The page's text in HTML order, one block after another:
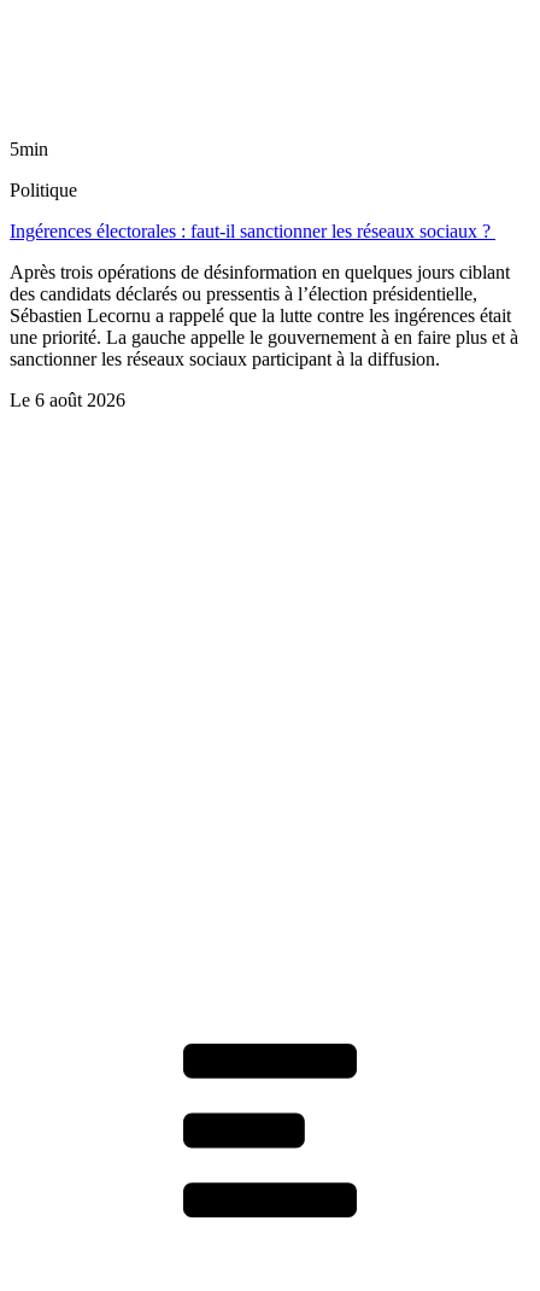
5min
Politique
Ingérences électorales : faut-il sanctionner les réseaux sociaux ?
Après trois opérations de désinformation en quelques jours ciblant
des candidats déclarés ou pressentis à l’élection présidentielle,
Sébastien Lecornu a rappelé que la lutte contre les ingérences était
une priorité. La gauche appelle le gouvernement à en faire plus et à
sanctionner les réseaux sociaux participant à la diffusion.
Le 6 août 2026